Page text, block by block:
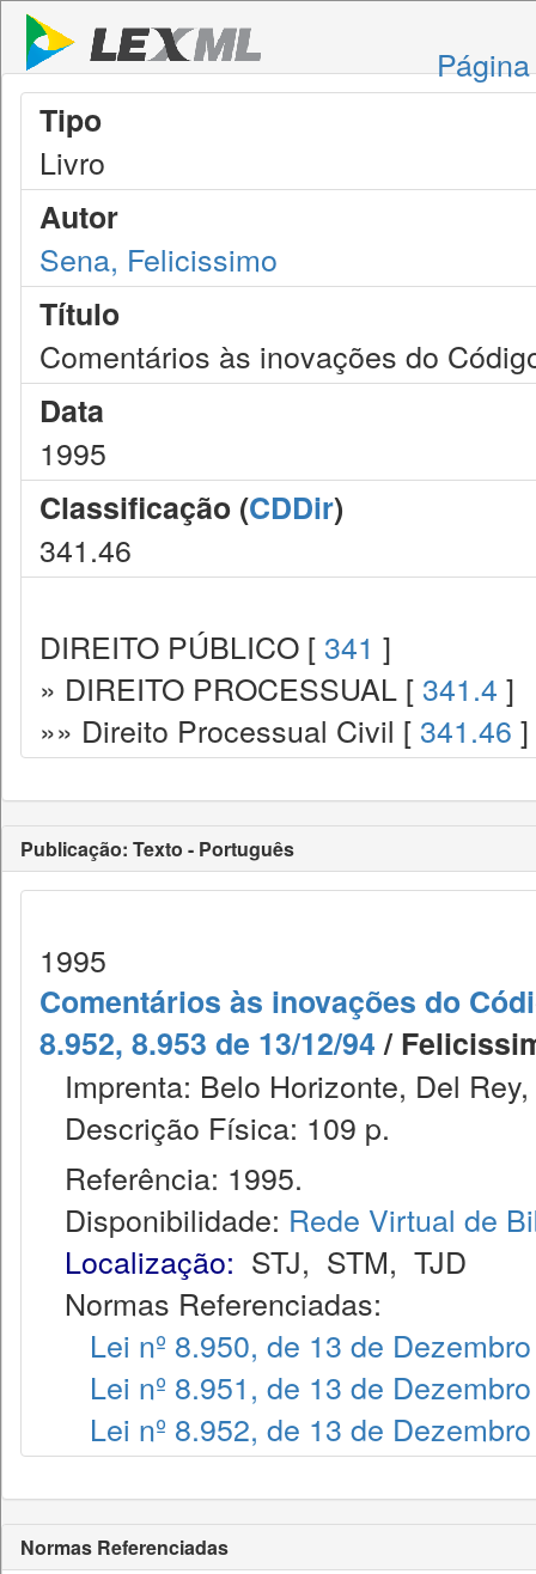
Tipo
Livro
Autor
Sena, Felicissimo
Título
Comentários às inovações do
Data
1995
Classificação (CDDir)
341.46
DIREITO PÚBLICO [ 341 ]
» DIREITO PROCESSUAL [ 341.4 ]
»» Direito Processual Civil [ 341.46 ]
Publicação: Texto - Português
1995
Comentários às inovações do
8.952, 8.953 de 13/12/94/
Imprenta: Belo Horizonte, Del
Descrição Física: 109 p.
Referência: 1995.
Disponibilidade: Rede Virtual de
Localização: STJ, STM, TJD
Normas Referenciadas:
Lei nº 8.950, de 13 de
Lei nº 8.951, de 13 de
Lei nº 8.952, de 13 de
Normas Referenciadas